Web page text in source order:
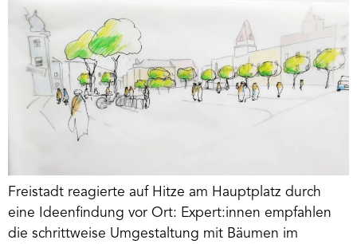
Freistadt reagierte auf Hitze am Hauptplatz durch
eine Ideenfindung vor Ort: Expert:innen empfahlen
die schrittweise Umgestaltung mit Bäumen im